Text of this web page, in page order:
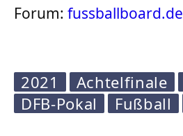
Forum: fussballboard.de
2021 Achtelfinale
DFB-Pokal
Fußball